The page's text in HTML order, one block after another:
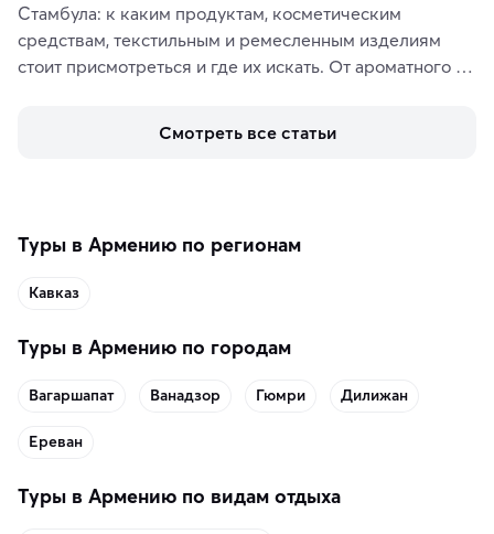
Стамбула: к каким продуктам, косметическим
средствам, текстильным и ремесленным изделиям
стоит присмотреться и где их искать. От ароматного
аутентичных лавках — в подарок близким или себе на
Смотреть все статьи
Туры в Армению по регионам
Кавказ
Туры в Армению по городам
Вагаршапат Ванадзор Гюмри Дилижан
Ереван
Туры в Армению по видам отдыха